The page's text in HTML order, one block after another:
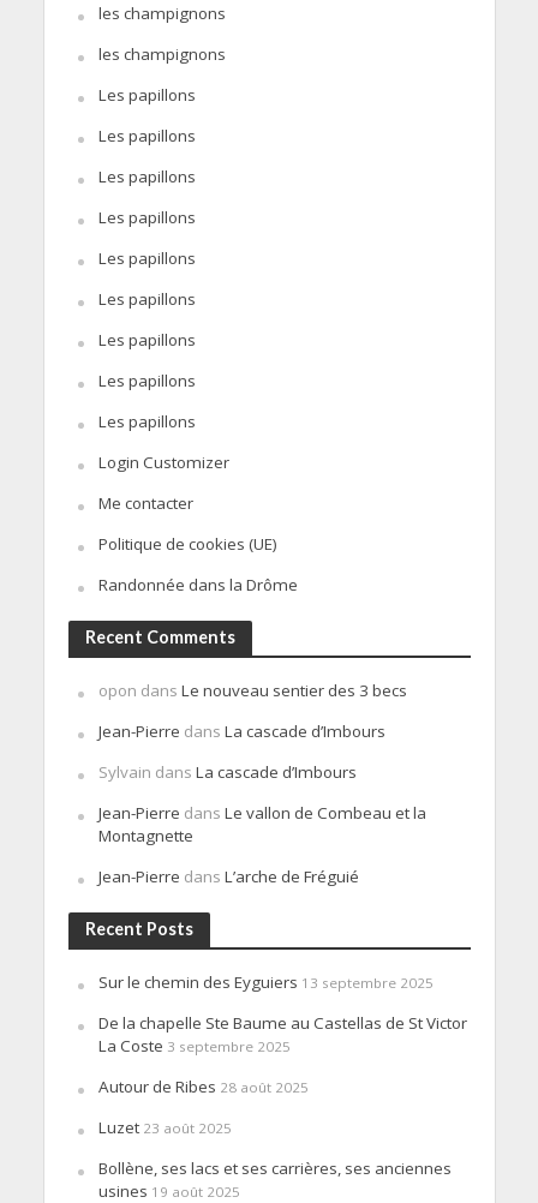
les champignons
les champignons
Les papillons
Les papillons
Les papillons
Les papillons
Les papillons
Les papillons
Les papillons
Les papillons
Les papillons
Login Customizer
Me contacter
Politique de cookies (UE)
Randonnée dans la Drôme
Recent Comments
opon dans Le nouveau sentier des 3 becs
Jean-Pierre dans La cascade d’Imbours
Sylvain dans La cascade d’Imbours
Jean-Pierre dans Le vallon de Combeau et la
Montagnette
Jean-Pierre dans L’arche de Fréguié
Recent Posts
Sur le chemin des Eyguiers 13 septembre 2025
De la chapelle Ste Baume au Castellas de St Victor
La Coste 3 septembre 2025
Autour de Ribes 28 août 2025
Luzet 23 août 2025
Bollène, ses lacs et ses carrières, ses anciennes
usines 19 août 2025